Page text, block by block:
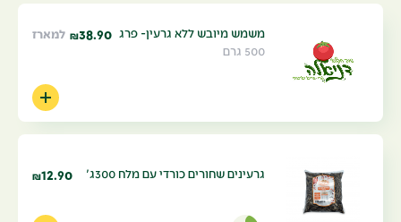
משמש מיובש ללא גרעין- פרג
500 גרם
₪38.90 למארז
גרעינים שחורים כורדי עם מלח 300ג' ₪12.90